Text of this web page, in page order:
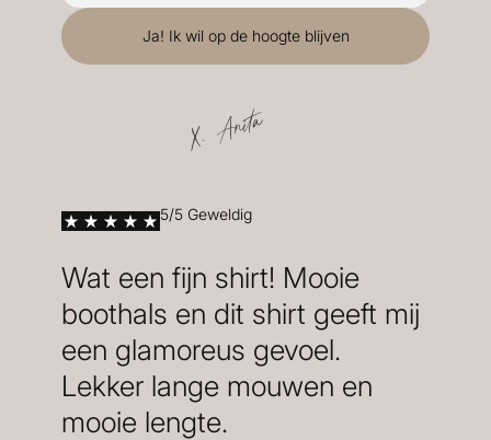
X. Anita
5/5 Geweldig
Wat een fijn shirt! Mooie
boothals en dit shirt geeft mij
een glamoreus gevoel.
Lekker lange mouwen en
mooie lengte.